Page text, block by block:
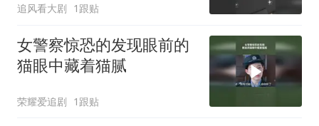
追风看大剧 1跟贴
女警察惊恐的发现眼前的
猫眼中藏着猫腻
荣耀爱追剧 1跟贴